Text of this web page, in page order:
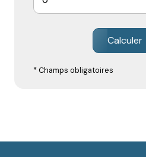
Calculer
* Champs obligatoires